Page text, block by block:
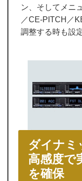
ン、そしてメニ
／CE-PITCH／
調整する時も設
ダイナミ
高感度で
を確保